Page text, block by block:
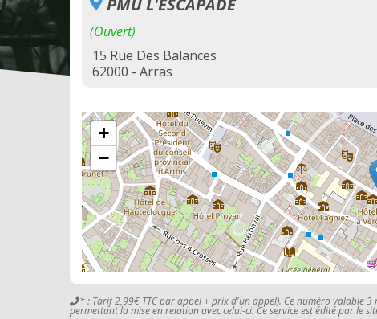
PMU L'ESCAPADE
(Ouvert)
15 Rue Des Balances
62000 - Arras
+
−
* : Tarif 2,99€ TTC par appel + prix d'un appel). Ce numéro valable
permettant la mise en relation avec celui-ci. Ce service est édité par le